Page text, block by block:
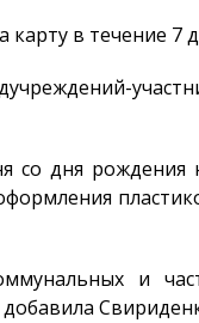
карту в течение 7
со дня рождения
и